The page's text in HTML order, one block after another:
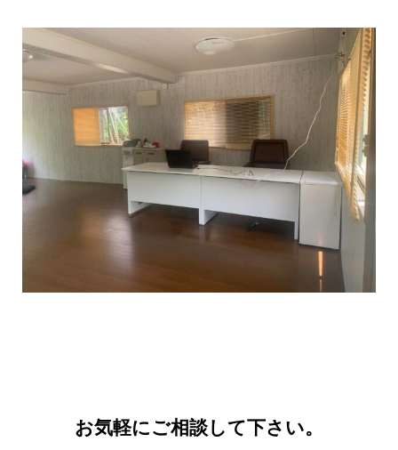
お気軽にご相談して下さい。